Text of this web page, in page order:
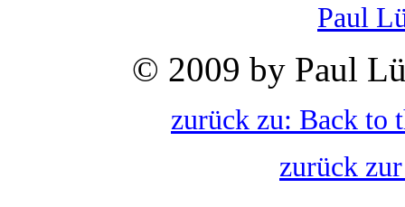
Paul
© 2009 by Paul
zurück zu: Back to
zurück